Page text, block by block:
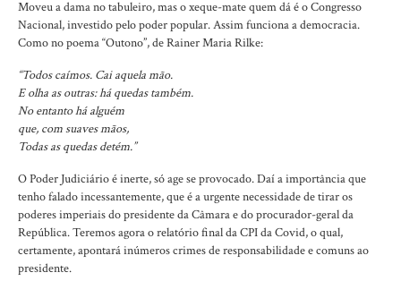
Moveu a dama no tabuleiro, mas o xeque-mate quem dá é o Congresso
Nacional, investido pelo poder popular. Assim funciona a democracia.
Como no poema “Outono”, de Rainer Maria Rilke:
“Todos caímos. Cai aquela mão.
E olha as outras: há quedas também.
No entanto há alguém
que, com suaves mãos,
Todas as quedas detém.”
O Poder Judiciário é inerte, só age se provocado. Daí a importância que
tenho falado incessantemente, que é a urgente necessidade de tirar os
poderes imperiais do presidente da Câmara e do procurador-geral da
República. Teremos agora o relatório final da CPI da Covid, o qual,
certamente, apontará inúmeros crimes de responsabilidade e comuns ao
presidente.